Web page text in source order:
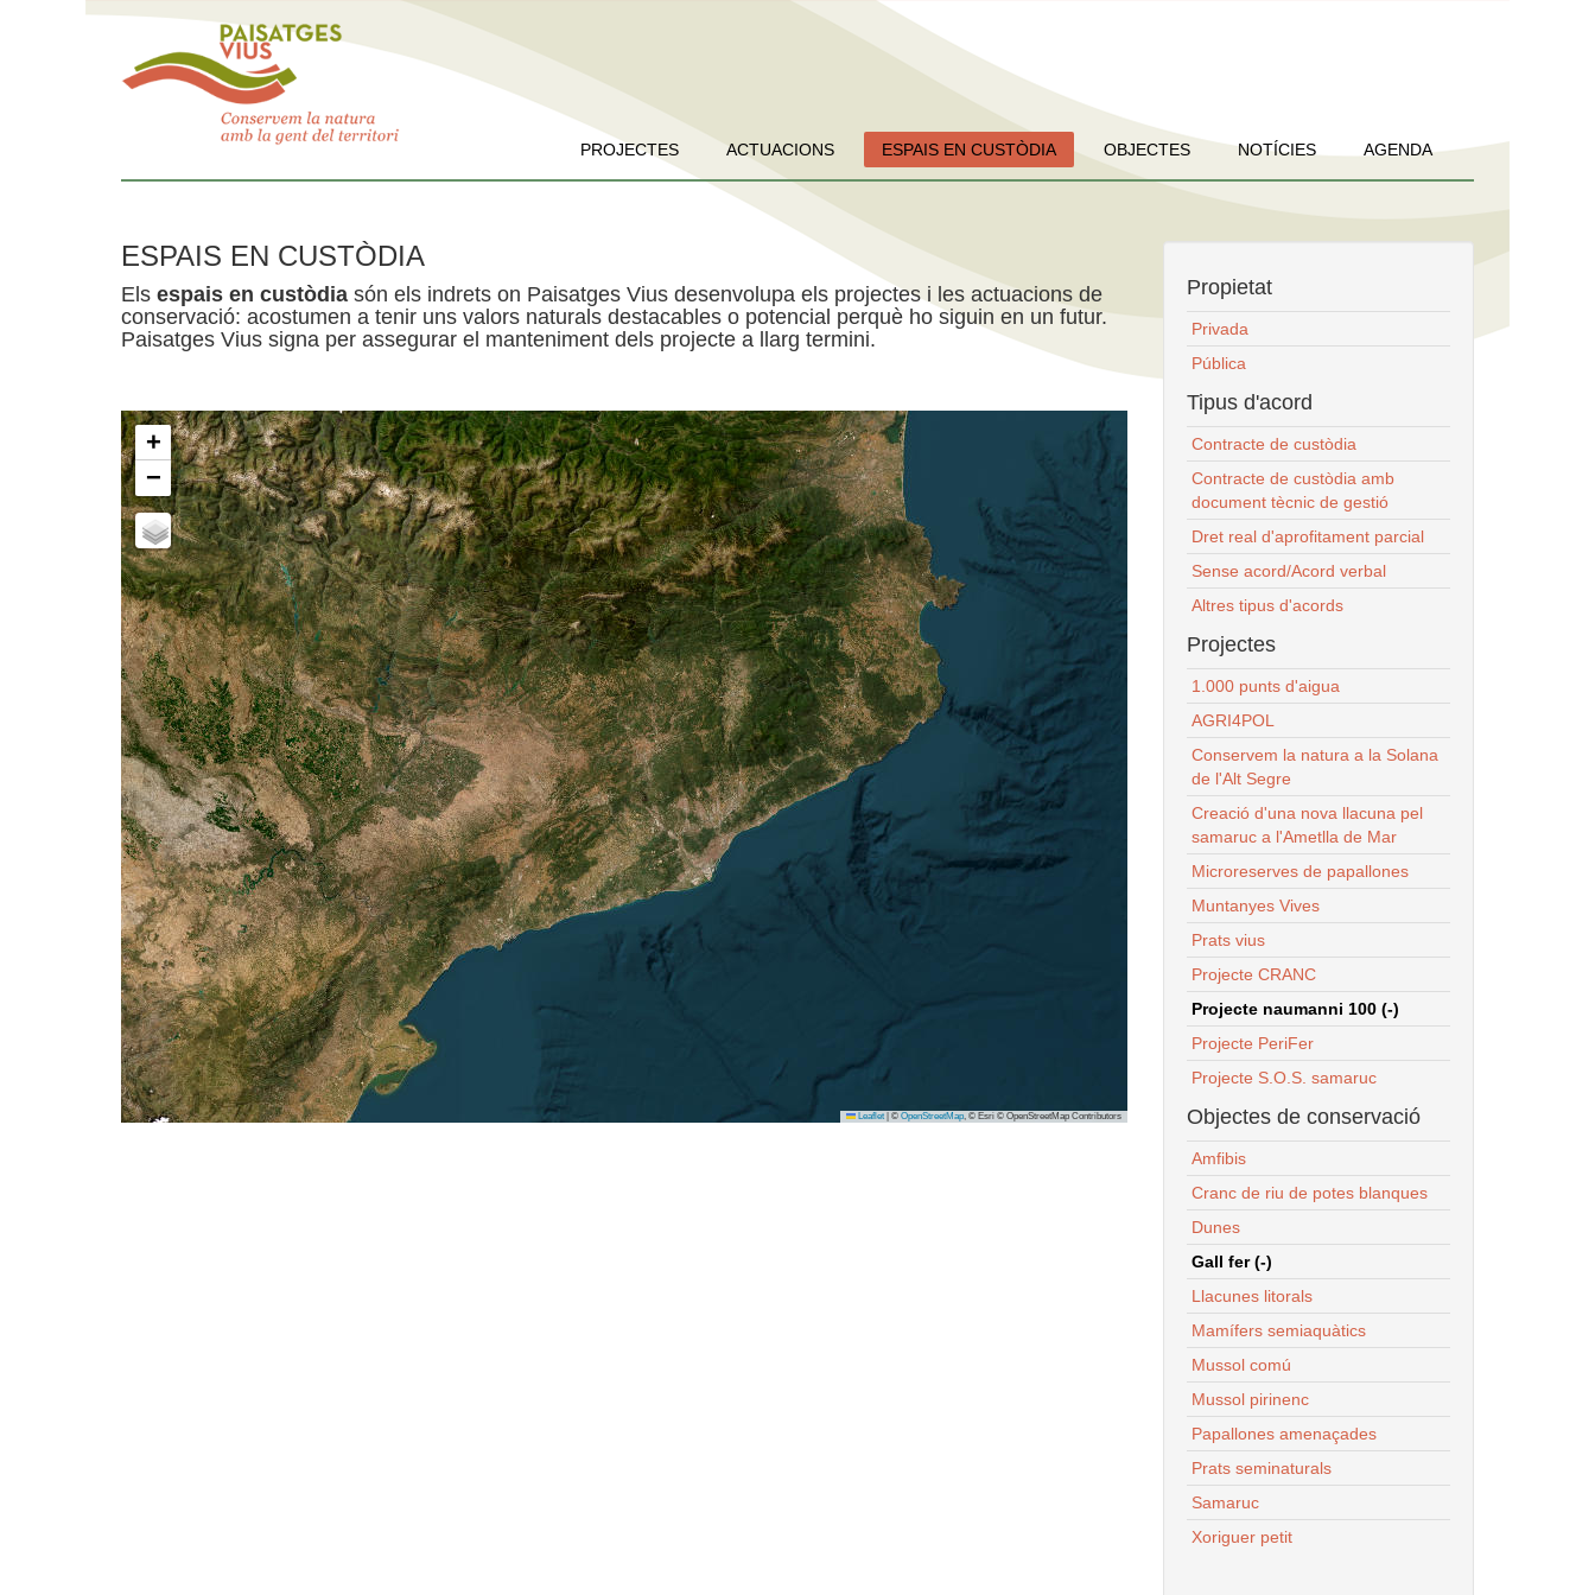
PROJECTES ACTUACIONS ESPAIS EN CUSTÒDIA OBJECTES NOTÍCIES AGENDA
ESPAIS EN CUSTÒDIA
Els espais en custòdia són els indrets on Paisatges Vius desenvolupa els projectes i les actuacions de
conservació: acostumen a tenir uns valors naturals destacables o potencial perquè ho siguin en un futur.
Paisatges Vius signa per assegurar el manteniment dels projecte a llarg termini.
+
−
Leaflet © OpenStreetMap, © Esri © OpenStreetMap Contributors
Propietat
Privada
Pública
Tipus d'acord
Contracte de custòdia
Contracte de custòdia amb
document tècnic de gestió
Dret real d'aprofitament parcial
Sense acord/Acord verbal
Altres tipus d'acords
Projectes
1.000 punts d'aigua
AGRI4POL
Conservem la natura a la Solana
de l'Alt Segre
Creació d'una nova llacuna pel
samaruc a l'Ametlla de Mar
Microreserves de papallones
Muntanyes Vives
Prats vius
Projecte CRANC
Projecte naumanni 100 (-)
Projecte PeriFer
Projecte S.O.S. samaruc
Objectes de conservació
Amfibis
Cranc de riu de potes blanques
Dunes
Gall fer (-)
Llacunes litorals
Mamífers semiaquàtics
Mussol comú
Mussol pirinenc
Papallones amenaçades
Prats seminaturals
Samaruc
Xoriguer petit